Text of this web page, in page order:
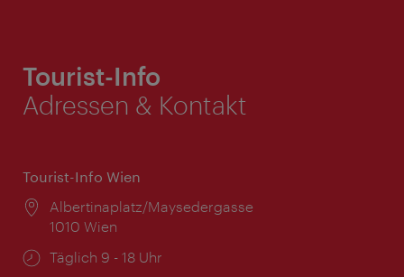
Tourist-Info
Adressen & Kontakt
Tourist-Info Wien
Ort:
Albertinaplatz/Maysedergasse
1010 Wien
Öffnungszeiten:
Täglich 9 - 18 Uhr